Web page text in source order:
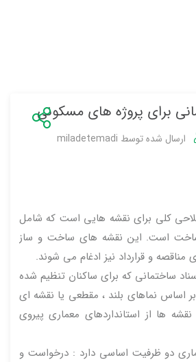
برای پروژه های مسکونی
ارسال شده توسط miladetemadi
کلی برای نقشه هایی است که شامل
ساخت است. این نقشه های ساخت و ساز
و قرارداد نیز ادغام می شوند.
ساختمانی که برای ساکنان تنظیم شده
اساس نماهای بلند ، مقطعی یا نقشه ای
ها از استانداردهای معماری پیروی
دو ظرفیت اساسی دارد : درخواست و